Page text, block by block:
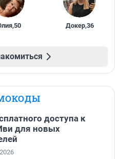
,50 Докер,36
доступа к
для новых